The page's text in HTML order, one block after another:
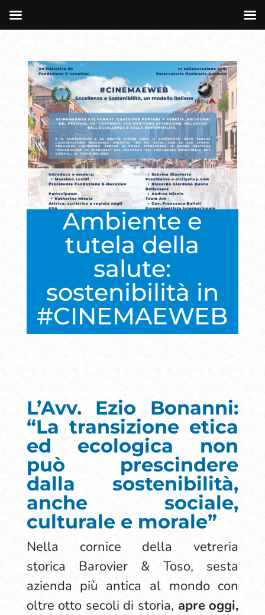
Ambiente e
tutela della
salute:
sostenibilità in
#CINEMAEWEB
L’Avv. Ezio Bonanni:
“La transizione etica
ed ecologica non
può prescindere
dalla sostenibilità,
anche sociale,
culturale e morale”
Nella cornice della vetreria
storica Barovier & Toso, sesta
azienda più antica al mondo con
oltre otto secoli di storia, apre oggi,